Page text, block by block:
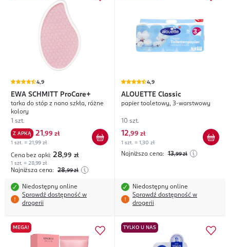
4,9
EWA SCHMITT ProCare+
tarka do stóp z nano szkła, różne
kolory
1 szt.
Z APKĄ 21 ,99 zł
1 szt. = 21,99 zł
Cena bez apki: 28,99 zł
1 szt. = 28,99 zł
Najniższa cena: 28,99 zł
Niedostępny online
Sprawdź dostępność w
drogerii
4,9
ALOUETTE Classic
papier toaletowy, 3-warstwowy
10 szt.
12,99 zł
1 szt. = 1,30 zł
Najniższa cena: 13,99 zł
Niedostępny online
Sprawdź dostępność w
drogerii
MEGA! TYLKO U NAS